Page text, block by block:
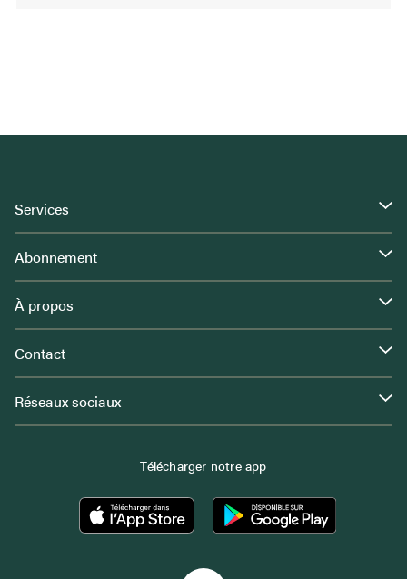
Services
Abonnement
À propos
Contact
Réseaux sociaux
Télécharger notre app